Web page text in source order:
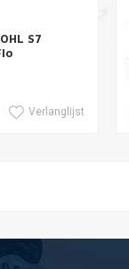
winkelwagen
S7
Verlanglijst